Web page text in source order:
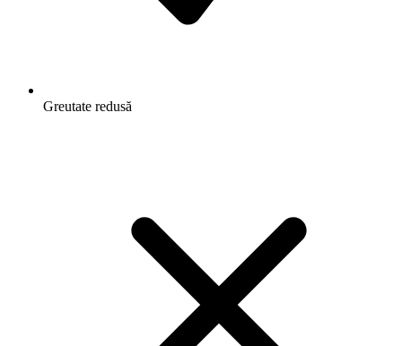
Greutate redusă